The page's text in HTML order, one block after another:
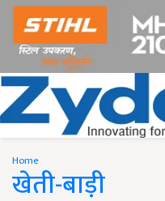
Home
खेती-बाड़ी